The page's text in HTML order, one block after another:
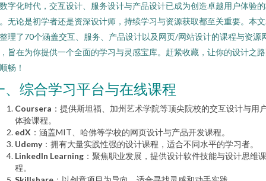
字化时代，交互设计、服务设计与产品设计已成为创造卓越用户体验
无论是初学者还是资深设计师，持续学习与资源获取都至关重要。本
理了70个涵盖交互、服务、产品设计以及网页/网站设计的课程与资源
旨在为你提供一个全面的学习与灵感宝库。赶紧收藏，让你的设计之
畅！
、综合学习平台与在线课程
Coursera ：提供斯坦福、加州艺术学院等顶尖院校的交互设计与用
体验课程。
edX ：涵盖MIT、哈佛等学校的网页设计与产品开发课程。
Udemy：拥有大量实践性强的设计课程，适合不同水平的学习者。
LinkedIn Learning ：聚焦职业发展，提供设计软件技能与设计思维课
程。